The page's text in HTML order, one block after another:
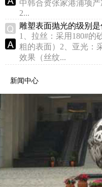
中韩合资张家港浦项
2...
雕塑表面抛光的级别是
1、拉丝：采用180#的
粗的表面）2、亚光：
效果（丝纹...
新闻中心